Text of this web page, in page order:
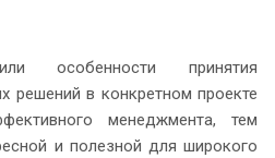
особенности принятия
решений в конкретном проекте
менеджмента, тем
и полезной для широкого